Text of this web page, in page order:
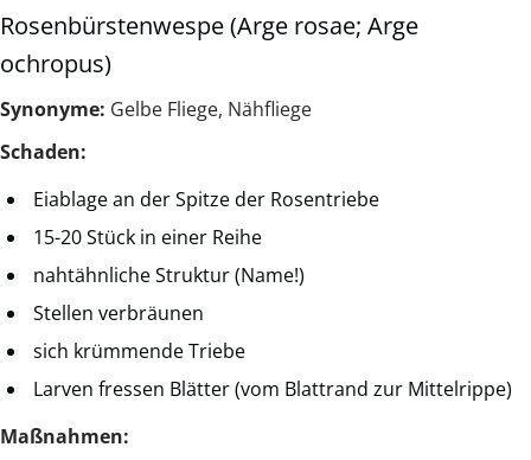
Rosenbürstenwespe (Arge rosae; Arge
ochropus)
Synonyme: Gelbe Fliege, Nähfliege
Schaden:
Eiablage an der Spitze der Rosentriebe
15-20 Stück in einer Reihe
nahtähnliche Struktur (Name!)
Stellen verbräunen
sich krümmende Triebe
Larven fressen Blätter (vom Blattrand zur Mittelrippe)
Maßnahmen: